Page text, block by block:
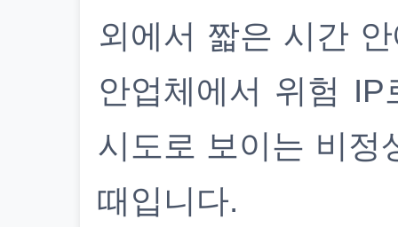
외에서 짧은 시간
안업체에서 위험
시도로 보이는 비정
때입니다.